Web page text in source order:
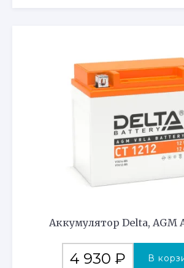
Аккумулятор Delta, AGM
4 930 ₽ В